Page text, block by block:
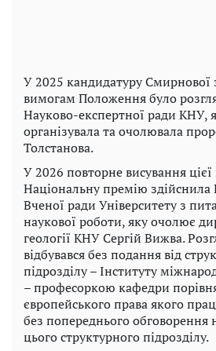
У 2025 кандидатуру
вимогам Положення було
Науково-експертної ради КНУ,
організувала та очолювала
Толстанова.
У 2026 повторне висування цієї
Національну премію здійснила
Вченої ради Університету з
наукової роботи, яку очолює
геології КНУ Сергій Вижва.
відбувався без подання від
підрозділу – Інституту
– професоркою кафедри
європейського права якого
без попереднього обговорення
цього структурного підрозділу.